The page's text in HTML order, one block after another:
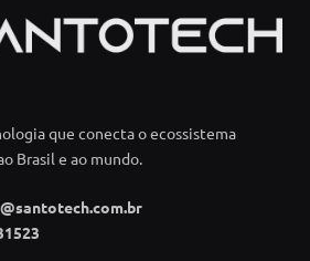
que conecta o ecossistema
Brasil e ao mundo.